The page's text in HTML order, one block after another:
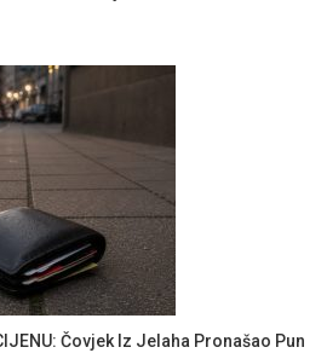
Čovjek Iz Jelaha Pronašao Pun